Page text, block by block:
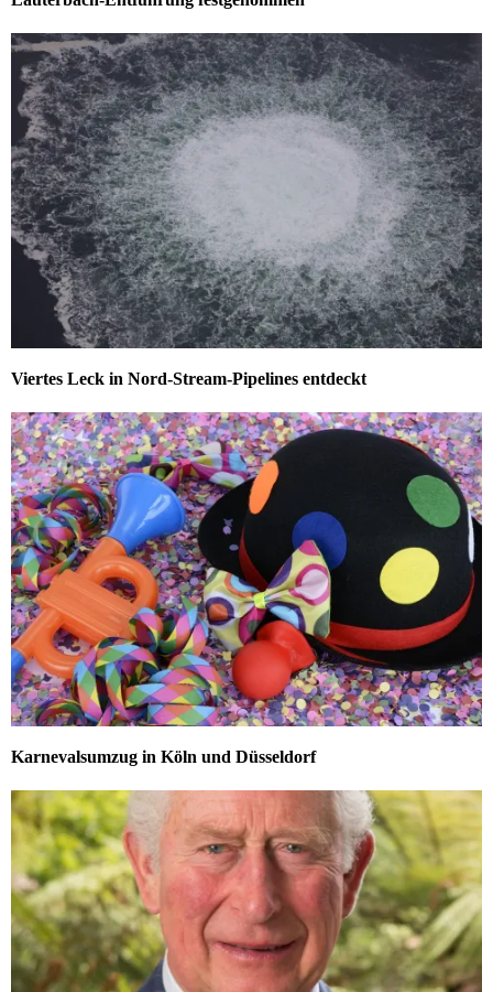
Viertes Leck in Nord-Stream-Pipelines entdeckt
Karnevalsumzug in Köln und Düsseldorf